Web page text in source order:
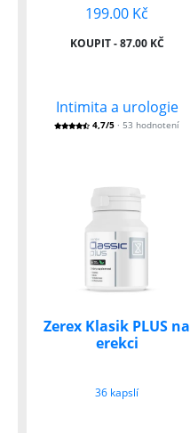
199.00 Kč
KOUPIT - 87.00 KČ
Intimita a urologie
4,7/5 · 53 hodnotení
Zerex Klasik PLUS na
erekci
36 kapslí